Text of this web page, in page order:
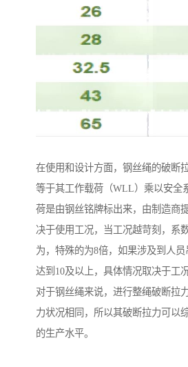
在使用和设计方面，钢丝绳的破断
等于其工作载荷（WLL）乘以安全
荷是由钢丝铭牌标出来，由制造商
决于使用工况，当工况越苛刻，系
为，特殊的为8倍，如果涉及到人
达到10及以上，具体情况取决于工况
对于钢丝绳来说，进行整绳破断拉
力状况相同，所以其破断拉力可以
的生产水平。